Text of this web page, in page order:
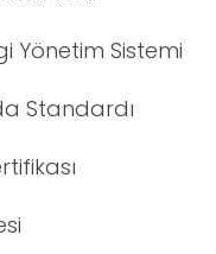
Yönetim Sistemi
Standardı